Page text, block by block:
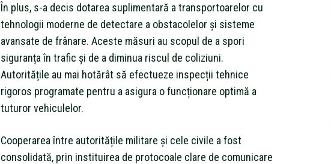
În plus, s-a decis dotarea suplimentară a transportoarelor cu
tehnologii moderne de detectare a obstacolelor și sisteme
avansate de frânare. Aceste măsuri au scopul de a spori
siguranța în trafic și de a diminua riscul de coliziuni.
Autoritățile au mai hotărât să efectueze inspecții tehnice
rigoros programate pentru a asigura o funcționare optimă a
tuturor vehiculelor.
Cooperarea între autoritățile militare și cele civile a fost
consolidată, prin instituirea de protocoale clare de comunicare